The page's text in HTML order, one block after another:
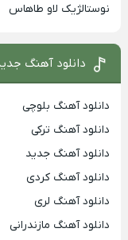
نوستالژیک لاو طاهاس
دانلود آهنگ
دانلود آهنگ بلوچی
دانلود آهنگ ترکی
دانلود آهنگ جدید
دانلود آهنگ کردی
دانلود آهنگ لری
دانلود آهنگ مازندرانی